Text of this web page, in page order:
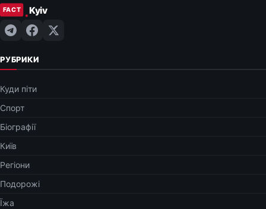
РУБРИКИ
Куди піти
Спорт
Біографії
Київ
Регіони
Подорожі
Їжа